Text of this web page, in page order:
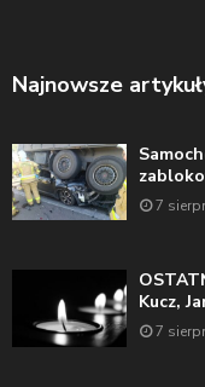
Najnowsze
7
Kucz,
7